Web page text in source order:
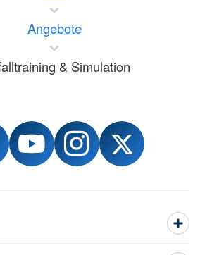
Angebote
& Simulation